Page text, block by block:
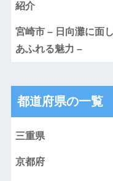
紹介
宮崎市 – 日向灘に面
あふれる魅力 –
都道府県の一覧
三重県
京都府